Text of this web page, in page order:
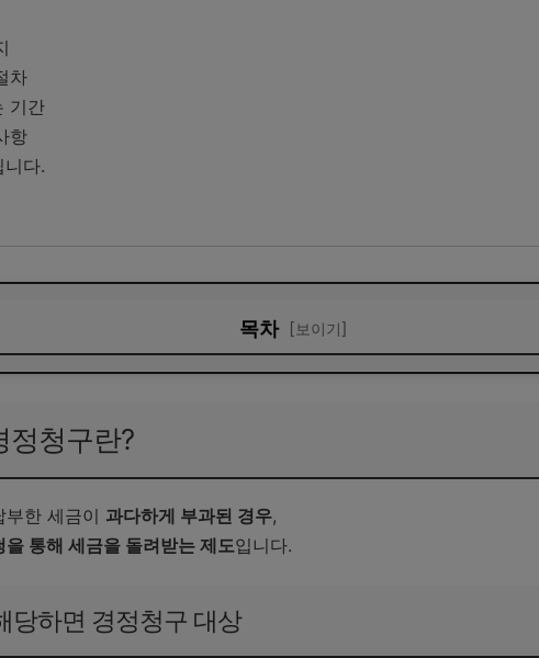
차
기간
항
니다.
목차 [보이기]
청구 신청 가능 기간
까지 걸리는 기간
꼭 알아야 할 주의사항
정청구란?
부한 세금이 과다하게 부과된 경우,
을 통해 세금을 돌려받는 제도입니다.
당하면 경정청구 대상